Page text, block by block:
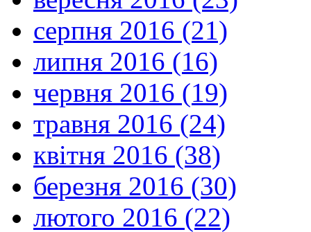
серпня 2016 (21)
липня 2016 (16)
червня 2016 (19)
травня 2016 (24)
квітня 2016 (38)
березня 2016 (30)
лютого 2016 (22)